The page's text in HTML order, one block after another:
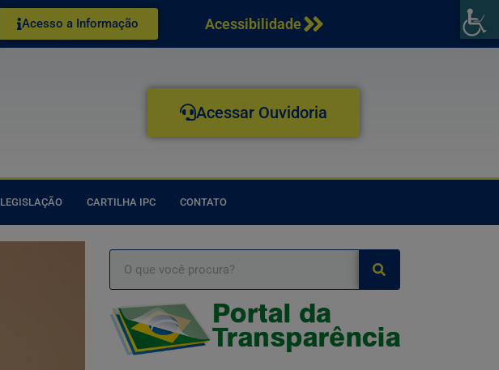
Acesso a Informação Acessibilidade
Acessar Ouvidoria
LEGISLAÇÃO CARTILHA IPC CONTATO